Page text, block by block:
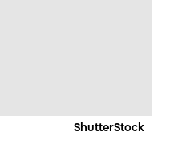
ShutterStock